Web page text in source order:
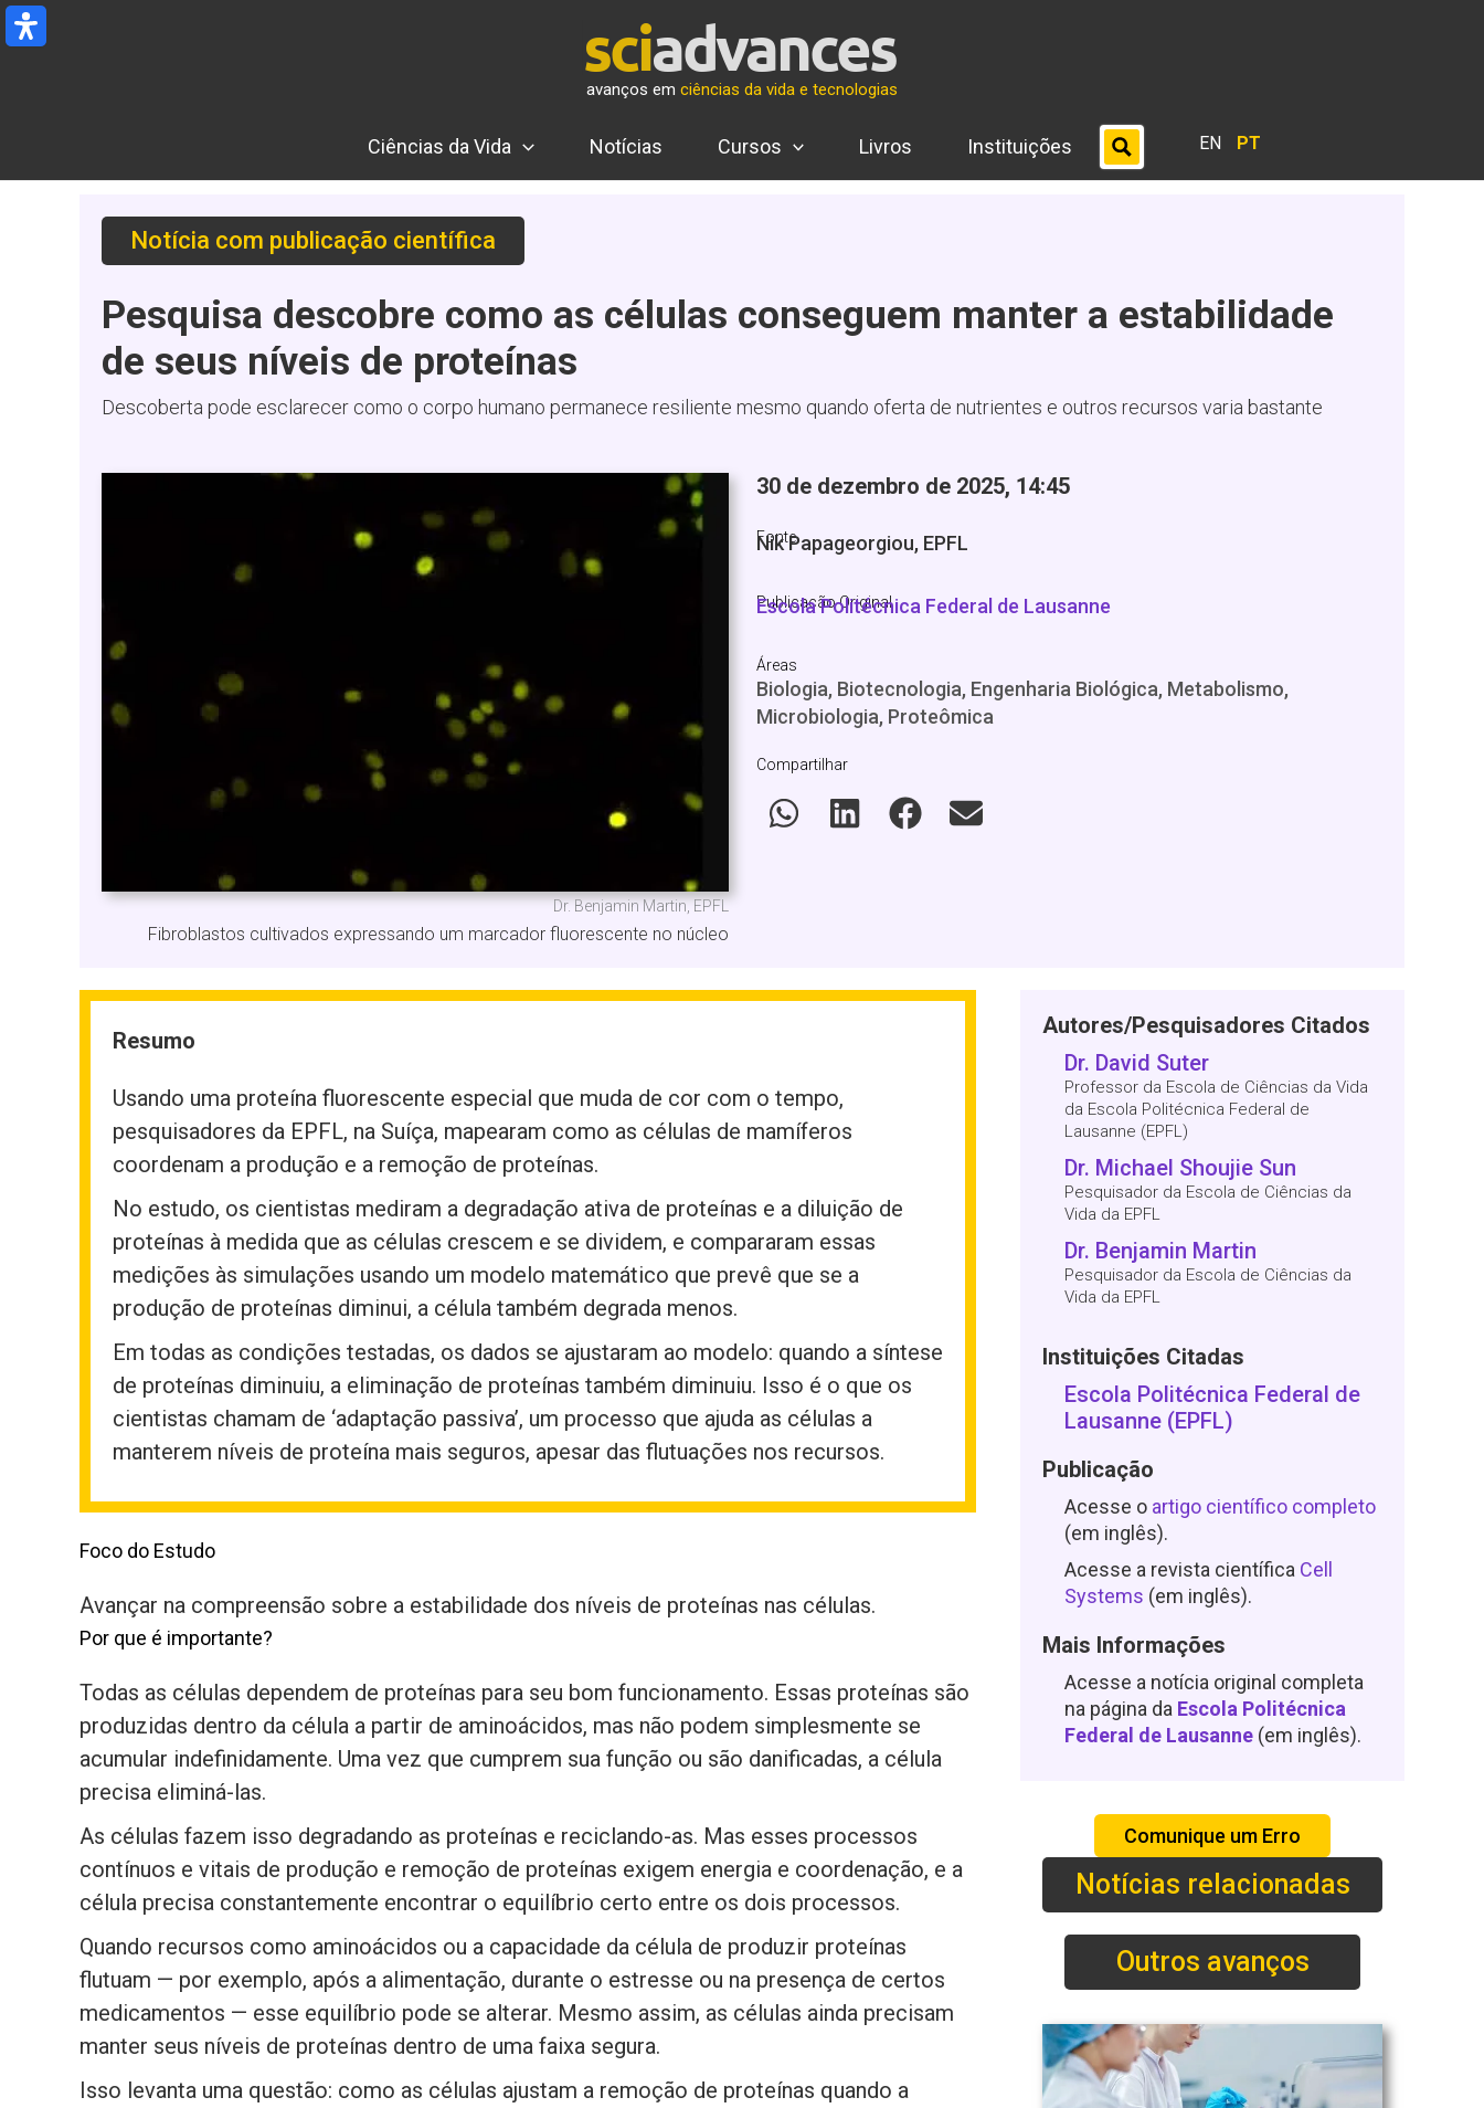
Ir
para
avanços em ciências da vida e tecnologias
Ciências da Vida Notícias Cursos Livros Instituições EN PT
Notícia com publicação científica
Pesquisa descobre como as células conseguem manter a estabilidade
de seus níveis de proteínas
Descoberta pode esclarecer como o corpo humano permanece resiliente mesmo quando oferta de nutrientes e outros recursos varia bastante
Dr. Benjamin Martin, EPFL
Fibroblastos cultivados expressando um marcador fluorescente no núcleo
30 de dezembro de 2025, 14:45
Fonte
Nik Papageorgiou, EPFL
Publicação Original
Escola Politécnica Federal de Lausanne
Áreas
Biologia, Biotecnologia, Engenharia Biológica, Metabolismo,
Microbiologia, Proteômica
Compartilhar
Resumo
Usando uma proteína fluorescente especial que muda de cor com o tempo,
pesquisadores da EPFL, na Suíça, mapearam como as células de mamíferos
coordenam a produção e a remoção de proteínas.
No estudo, os cientistas mediram a degradação ativa de proteínas e a diluição de
proteínas à medida que as células crescem e se dividem, e compararam essas
medições às simulações usando um modelo matemático que prevê que se a
produção de proteínas diminui, a célula também degrada menos.
Em todas as condições testadas, os dados se ajustaram ao modelo: quando a síntese
de proteínas diminuiu, a eliminação de proteínas também diminuiu. Isso é o que os
cientistas chamam de ‘adaptação passiva’, um processo que ajuda as células a
manterem níveis de proteína mais seguros, apesar das flutuações nos recursos.
Foco do Estudo
Avançar na compreensão sobre a estabilidade dos níveis de proteínas nas células.
Por que é importante?
Todas as células dependem de proteínas para seu bom funcionamento. Essas proteínas são
produzidas dentro da célula a partir de aminoácidos, mas não podem simplesmente se
acumular indefinidamente. Uma vez que cumprem sua função ou são danificadas, a célula
precisa eliminá-las.
As células fazem isso degradando as proteínas e reciclando-as. Mas esses processos
contínuos e vitais de produção e remoção de proteínas exigem energia e coordenação, e a
célula precisa constantemente encontrar o equilíbrio certo entre os dois processos.
Quando recursos como aminoácidos ou a capacidade da célula de produzir proteínas
flutuam — por exemplo, após a alimentação, durante o estresse ou na presença de certos
medicamentos — esse equilíbrio pode se alterar. Mesmo assim, as células ainda precisam
manter seus níveis de proteínas dentro de uma faixa segura.
Isso levanta uma questão: como as células ajustam a remoção de proteínas quando a
Autores/Pesquisadores Citados
Dr. David Suter
Professor da Escola de Ciências da Vida
da Escola Politécnica Federal de
Lausanne (EPFL)
Dr. Michael Shoujie Sun
Pesquisador da Escola de Ciências da
Vida da EPFL
Dr. Benjamin Martin
Pesquisador da Escola de Ciências da
Vida da EPFL
Instituições Citadas
Escola Politécnica Federal de
Lausanne (EPFL)
Publicação
Acesse o artigo científico completo
(em inglês).
Acesse a revista científica Cell
Systems (em inglês).
Mais Informações
Acesse a notícia original completa
na página da Escola Politécnica
Federal de Lausanne (em inglês).
Comunique um Erro
Notícias relacionadas
Outros avanços